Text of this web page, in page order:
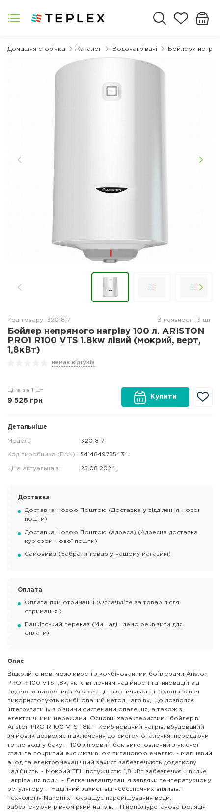
Домашня сторінка Каталог Водонагрівачі Бойлери
Код товару: 3201817 В наявності: 3 шт.
Бойлер непрямого нагріву 100 л. ARISTON
PRO1 R100 VTS 1.8kw лівий (мокрий, верт,
1,8кВт)
немає відгуків
Ціна за 1 шт
9 526 грн
Купити
Детальніше
Модель: 3201817
Код виробника (EAN): 5414849785434
Ціна актуальна з: 25.08.2024
Доставка
Доставка Новою Поштою (Доставка у відділення Нової
пошти)
Доставка Новою Поштою (адреса) (Адресна доставка
кур'єром Нової пошти)
Самовивіз (Забрати товар у нашому магазині)
Оплата
Оплата при отриманні (Оплачуйте за товар після
отримання.)
Банківський переказ (Ми надішлемо реквізити для
оплати)
Опис
Відкрийте нові можливості з комбінованими бойлерами Ariston
PRO R 100 VTS 1,8k, які є втіленням надійності та інновацій від
відомого виробника Ariston. Ці накопичувальні водонагрівачі
використовують комбінований метод нагріву, що дозволяє
інтегрувати їх з різними системами опалення, а також з
електричними мережами. Основні характеристики бойлерів
Ariston PRO R 100 VTS 1,8k: - Комбінований нагрів, вбудований
змійовик дозволяє підключення до систем опалення, передаючи
тепло воді у баку. - 100-літровий бак виготовлений з якісної
сталі та покритий ексклюзивною титановою емаллю. - Магнієвий
анод та електромеханічний захист забезпечують додаткову
надійність. - Мокрий ТЕН потужністю 1,8 кВт забезпечує швидке
нагрівання води. - Легке налаштування завдяки температурному
регулятору. - Надійний захист від небезпечних впливів. -
Технологія Nanomix покращує перемішування води,
забезпечуючи рівномірний нагрів. - Пінополіуретанова ізоляція